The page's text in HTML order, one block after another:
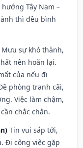
Tây Nam –
thì đều bình
Mưu sự khó thành,
nên hoãn lại.
của nếu đi
phòng tranh cãi,
Việc làm chậm,
chắc chắn.
Tin vui sắp tới,
Đi công việc gặp